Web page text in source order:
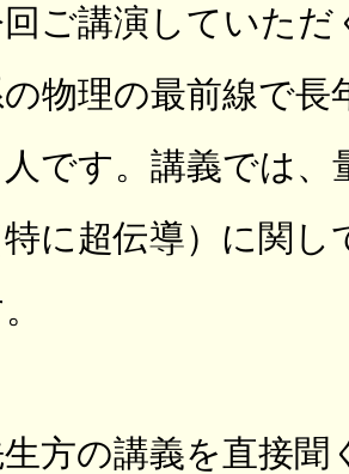
ご講演していただ
物理の最前線で
人です。講義では
特に超伝導）に関
方の講義を直接聞